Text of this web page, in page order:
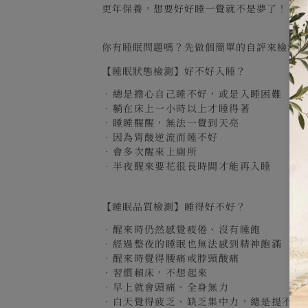
更年保養，想要好好睡一覺就不是夢了！
你有睡眠問題嗎？先做個簡單的自評來檢測：
【睡眠狀態檢測】好不好入睡？
．總是擔心自己睡不好，或是入睡困難
． 躺在床上一小時以上才睡得著
． 睡睡醒醒，無法一覺到天亮
．
因為胃酸逆流而睡不好
． 會多次醒來上廁所
． 半夜醒來要花很長時間才能再入睡
【睡眠品質檢測】睡得好不好？
． 醒來時仍然感覺疲倦、沒有睡飽
． 經過整夜的睡眠也無法感到精神飽滿
． 醒來時覺得腰痛或脖頸酸痛
． 習慣賴床，不想起來
． 早上就會頭痛、全身無力
．
白天覺得疲乏、缺乏集中力，總是提不起